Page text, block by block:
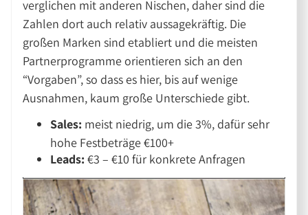
verglichen mit anderen Nischen, daher sind die
Zahlen dort auch relativ aussagekräftig. Die
großen Marken sind etabliert und die meisten
Partnerprogramme orientieren sich an den
“Vorgaben”, so dass es hier, bis auf wenige
Ausnahmen, kaum große Unterschiede gibt.
Sales: meist niedrig, um die 3%, dafür sehr
hohe Festbeträge €100+
Leads: €3 – €10 für konkrete Anfragen